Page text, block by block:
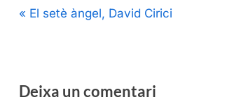
Navegació
P
i
El setè àngel, David Cirici
Deixa un comentari